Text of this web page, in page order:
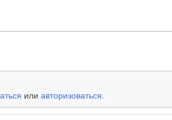
или авторизоваться